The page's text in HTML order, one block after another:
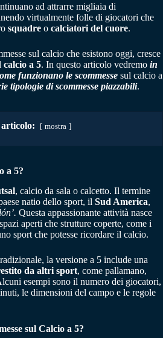
ad attrarre migliaia di
virtualmente folle di giocatori che
squadre o calciatori del cuore.
sul calcio che esistono oggi, cresce
calcio a 5. In questo articolo vedremo in
funzionano le scommesse sul calcio a
tipologie di scommesse piazzabili.
mostra
a 5?
, calcio da sala o calcetto. Il termine
natio dello sport, il Sud America,
Questa appassionante attività nasce
aperti che strutture coperte, come i
sport che potesse ricordare il calcio.
la versione a 5 include una
da altri sport, come pallamano,
esempi sono il numero dei giocatori,
le dimensioni del campo e le regole
sul Calcio a 5?